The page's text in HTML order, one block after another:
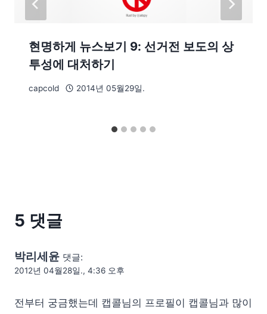
현명하게 뉴스보기 9: 선거전 보도의 상
투성에 대처하기
capcold 2014년 05월29일.
5 댓글
박리세윤 댓글:
2012년 04월28일., 4:36 오후
전부터 궁금했는데 캡콜님의 프로필이 캡콜님과 많이